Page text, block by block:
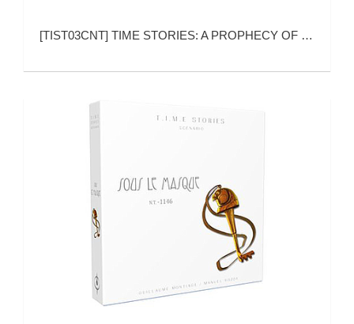
[TIST03CNT] TIME STORIES: A PROPHECY OF DRAGON (时间守望：龙之预言)